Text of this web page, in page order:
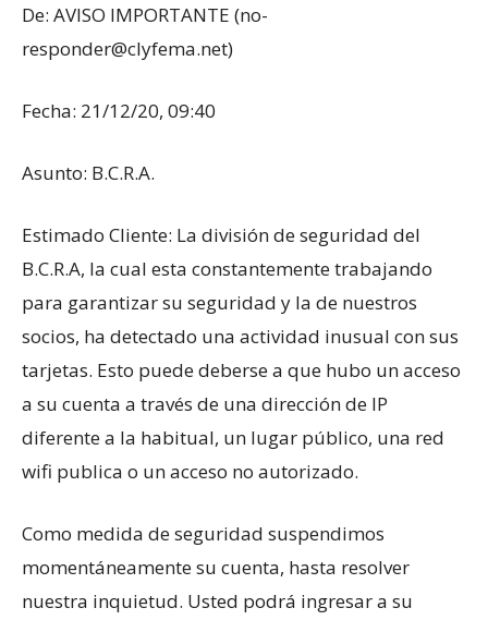
De: AVISO IMPORTANTE (no-
responder@clyfema.net)
Fecha: 21/12/20, 09:40
Asunto: B.C.R.A.
Estimado Cliente: La división de seguridad del
B.C.R.A, la cual esta constantemente trabajando
para garantizar su seguridad y la de nuestros
socios, ha detectado una actividad inusual con sus
tarjetas. Esto puede deberse a que hubo un acceso
a su cuenta a través de una dirección de IP
diferente a la habitual, un lugar público, una red
wifi publica o un acceso no autorizado.
Como medida de seguridad suspendimos
momentáneamente su cuenta, hasta resolver
nuestra inquietud. Usted podrá ingresar a su